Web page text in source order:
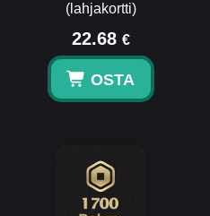
(lahjakortti)
22.68 €
OSTA